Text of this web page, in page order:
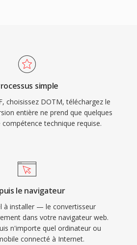
simple
choisissez DOTM, téléchargez le
entière ne prend que quelques
technique requise.
le navigateur
à installer — le convertisseur
dans votre navigateur web.
n'importe quel ordinateur ou
connecté à Internet.